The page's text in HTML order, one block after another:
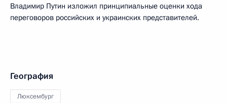
Владимир Путин изложил принципиальные оценки хода
переговоров российских и украинских представителей.
География
Люксембург